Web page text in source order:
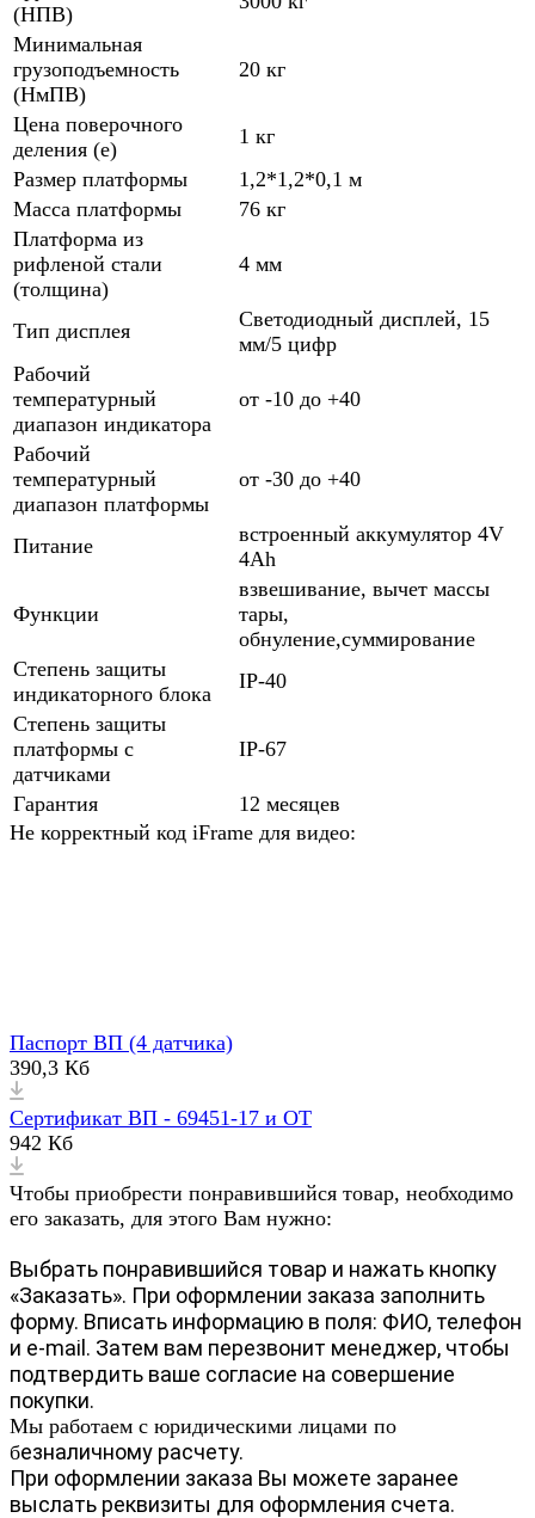
(НПВ)
Минимальная
грузоподъемность
(НмПВ)
20 кг
Цена поверочного
деления (е)
1 кг
Размер платформы
1,2*1,2*0,1 м
Масса платформы
76 кг
Платформа из
рифленой стали
(толщина)
4 мм
Тип дисплея
Светодиодный дисплей, 15
мм/5 цифр
Рабочий
температурный
диапазон индикатора
от -10 до +40
Рабочий
температурный
диапазон платформы
от -30 до +40
Питание
встроенный аккумулятор 4V
4Ah
Функции
взвешивание, вычет массы
тары,
обнуление,суммирование
Степень защиты
индикаторного блока
IP-40
Степень защиты
платформы с
датчиками
IP-67
Гарантия
12 месяцев
Не корректный код iFrame для видео:
Паспорт ВП (4 датчика)
390,3 Кб
Сертификат ВП - 69451-17 и ОТ
942 Кб
Чтобы приобрести понравившийся товар, необходимо
его заказать, для этого Вам нужно:
Выбрать понравившийся товар и нажать кнопку
«Заказать». При оформлении заказа заполнить
форму. Вписать информацию в поля: ФИО, телефон
и e-mail. Затем вам перезвонит менеджер, чтобы
подтвердить ваше согласие на совершение
покупки.
Мы работаем с юридическими лицами по
безналичному расчету.
При оформлении заказа Вы можете заранее
выслать реквизиты для оформления счета.